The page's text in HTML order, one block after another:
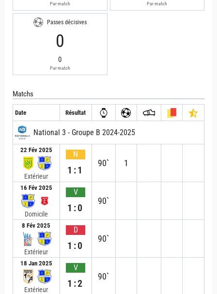
Par match Par match
Passes décisives
0
0
Par match
Matchs
Date Résultat
National 3 - Groupe B 2024-2025
22 Fév 2025
Extérieur
N
1:1
90` 1
16 Fév 2025
Domicile
V
1:0
90`
8 Fév 2025
Extérieur
D
1:0
90`
18 Jan 2025
Extérieur
V
1:2
90`